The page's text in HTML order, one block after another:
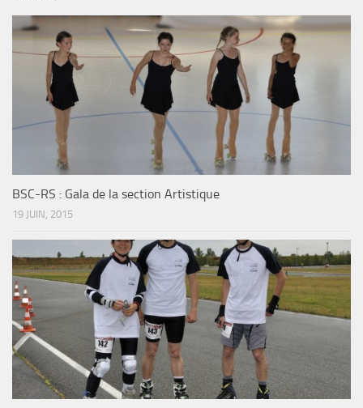
BSC-RS : Gala de la section Artistique
19 JUIN, 2015